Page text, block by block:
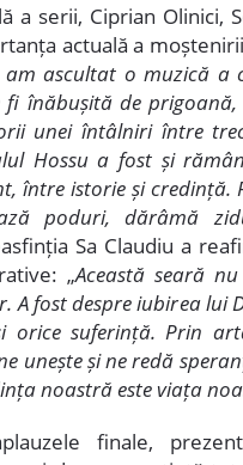
a serii, Ciprian Olinici,
actuală a
am ascultat o muzică
înăbușită de
unei întâlniri între
Hossu a fost și
între istorie și
poduri, dărâmă
Sa Claudiu a
„Această seară
A fost despre iubirea lui
orice suferință. Prin
unește și ne redă
noastră este viața
finale,